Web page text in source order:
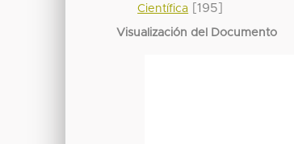
Científica [195]
Visualización del Documento